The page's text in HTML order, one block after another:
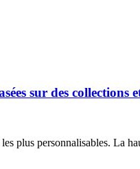
sur des collections
plus personnalisables. La